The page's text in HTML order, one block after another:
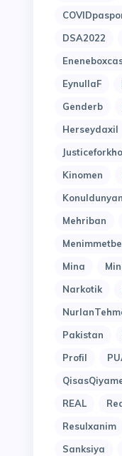
DSA2022
EynullaF
Genderb
Herseydaxil
Kinomen
Mehriban
Mina
Narkotik
Pakistan
Profil
REAL
Resulxanim
Sanksiya